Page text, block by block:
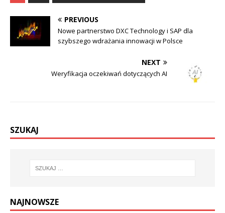
PREVIOUS
Nowe partnerstwo DXC Technology i SAP dla
szybszego wdrażania innowacji w Polsce
NEXT
Weryfikacja oczekiwań dotyczących AI
SZUKAJ
NAJNOWSZE